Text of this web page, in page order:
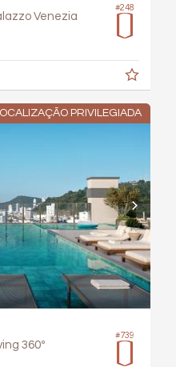
#248
Venezia
PRIVILEGIADA
#739
360º